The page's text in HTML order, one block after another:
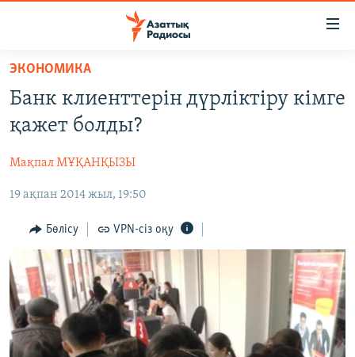
Skip
main
content
to
Navigation
Search
ҚАҢТАР ОҚИҒАСЫ
АДАМ ҚҰҚЫҚТАРЫ
ӘЛЕУМЕТ
ӘЛЕМ
АРНАЙЫ ЖОБАЛАР
Русский
ЭКОНОМИКА
Банк клиенттерін дүрліктіру кімге
қажет болды?
Мақпал МҰҚАНҚЫЗЫ
19 ақпан 2014 жыл, 19:50
Бөлісу VPN-сіз оқу